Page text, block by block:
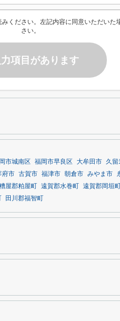
みください。左記内容に同意いただいた
さい。
項目があります
市城南区 福岡市早良区 大牟田市 久留
府市 古賀市 福津市 朝倉市 みやま市
屋郡粕屋町 遠賀郡水巻町 遠賀郡岡垣町
田川郡福智町